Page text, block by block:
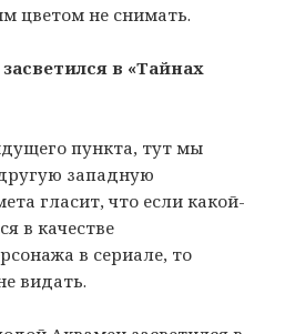
цветом не снимать.
в «Тайнах
пункта, тут мы
западную
гласит, что если какой-
в качестве
в сериале, то
видать.